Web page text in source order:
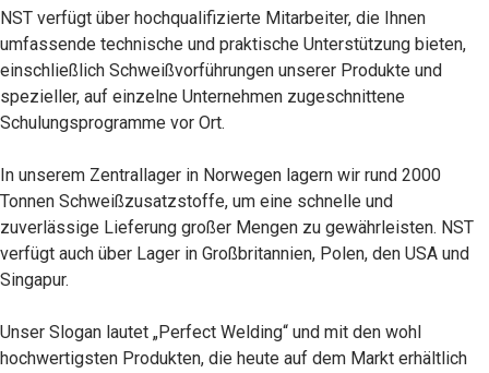
NST verfügt über hochqualifizierte Mitarbeiter, die Ihnen
umfassende technische und praktische Unterstützung bieten,
einschließlich Schweißvorführungen unserer Produkte und
spezieller, auf einzelne Unternehmen zugeschnittene
Schulungsprogramme vor Ort.
In unserem Zentrallager in Norwegen lagern wir rund 2000
Tonnen Schweißzusatzstoffe, um eine schnelle und
zuverlässige Lieferung großer Mengen zu gewährleisten. NST
verfügt auch über Lager in Großbritannien, Polen, den USA und
Singapur.
Unser Slogan lautet „Perfect Welding“ und mit den wohl
hochwertigsten Produkten, die heute auf dem Markt erhältlich